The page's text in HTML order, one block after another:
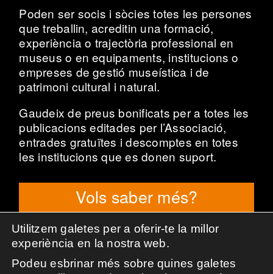
Poden ser socis i sòcies totes les persones
que treballin, acreditin una formació,
experiència o trajectòria professional en
museus o en equipaments, institucions o
empreses de gestió museística i de
patrimoni cultural i natural.
Gaudeix de preus bonificats per a totes les
publicacions editades per l’Associació,
entrades gratuïtes i descomptes en totes
les institucions que es donen suport.
Vols saber més?
Associació de Professionals de la Museologia de
Utilitzem galetes per a oferir-te la millor
experiència en la nostra web.
Podeu esbrinar més sobre quines galetes